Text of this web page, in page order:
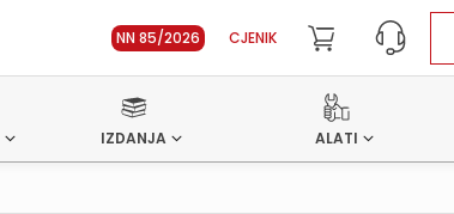
NN 85/2026 CJENIK
IZDANJA ALATI